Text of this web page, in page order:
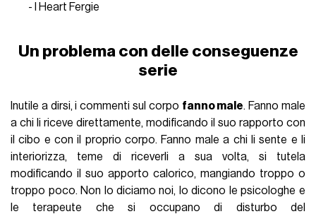
- I Heart Fergie
Un problema con delle conseguenze
serie
Inutile a dirsi, i commenti sul corpo fanno male. Fanno male
a chi li riceve direttamente, modificando il suo rapporto con
il cibo e con il proprio corpo. Fanno male a chi li sente e li
interiorizza, teme di riceverli a sua volta, si tutela
modificando il suo apporto calorico, mangiando troppo o
troppo poco. Non lo diciamo noi, lo dicono le psicologhe e
le terapeute che si occupano di disturbo del